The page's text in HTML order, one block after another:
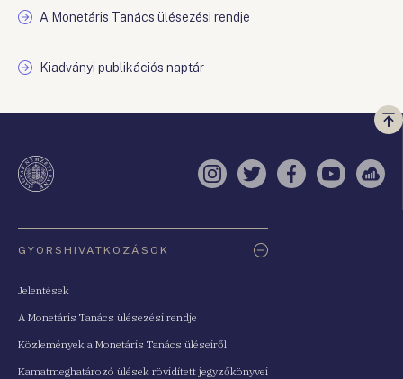
A Monetáris Tanács ülésezési rendje
Kiadványi publikációs naptár
a
Instagram
TwitterFacebook
YouTube
GYORSHIVATKOZÁSOK
Jelentések
A Monetáris Tanács ülésezési rendje
Közlemények a Monetáris Tanács üléseiről
Kamatmeghatározó ülések rövidített jegyzőkönyvei